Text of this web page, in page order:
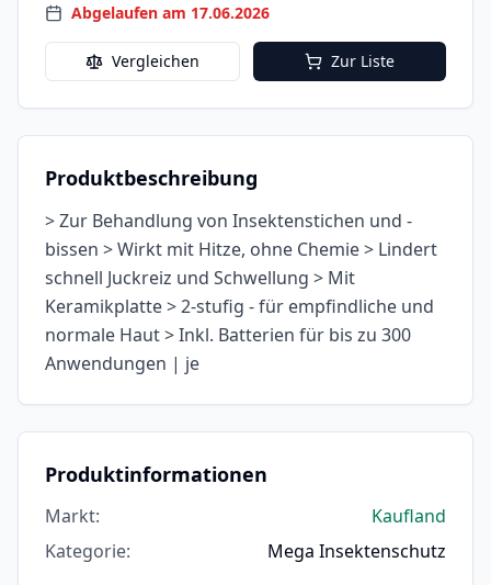
Abgelaufen am 17.06.2026
Vergleichen Zur Liste
Produktbeschreibung
> Zur Behandlung von Insektenstichen und -
bissen > Wirkt mit Hitze, ohne Chemie > Lindert
schnell Juckreiz und Schwellung > Mit
Keramikplatte > 2-stufig - für empfindliche und
normale Haut > Inkl. Batterien für bis zu 300
Anwendungen | je
Produktinformationen
Markt:
Kaufland
Kategorie: Mega Insektenschutz